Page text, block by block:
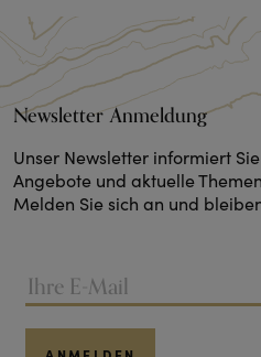
Newsletter Anmeldung
Unser Newsletter informiert
Angebote und aktuelle
Melden Sie sich an und